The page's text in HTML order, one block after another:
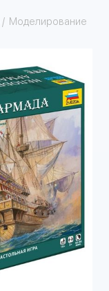
/ Моделирование